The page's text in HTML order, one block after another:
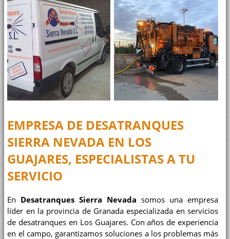
EMPRESA DE DESATRANQUES
SIERRA NEVADA EN LOS
GUAJARES, ESPECIALISTAS A TU
SERVICIO
En Desatranques Sierra Nevada somos una empresa
líder en la provincia de Granada especializada en servicios
de desatranques en Los Guajares. Con años de experiencia
en el campo, garantizamos soluciones a los problemas más